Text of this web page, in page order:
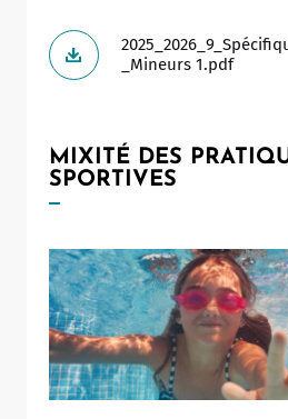
_Mineurs 1.pdf
MIXITÉ DES
SPORTIVES